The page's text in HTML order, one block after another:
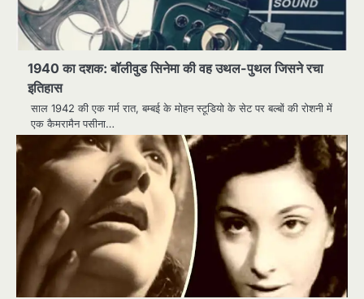
1940 का दशक: बॉलीवुड सिनेमा की वह उथल-पुथल जिसने रचा
इतिहास
साल 1942 की एक गर्म रात, बम्बई के मोहन स्टूडियो के सेट पर बल्बों की रोशनी में
एक कैमरामैन पसीना…